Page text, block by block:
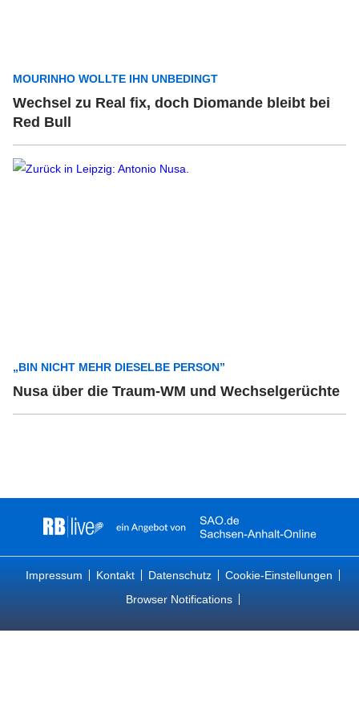
MOURINHO WOLLTE IHN UNBEDINGT
Wechsel zu Real fix, doch Diomande bleibt bei
Red Bull
„BIN NICHT MEHR DIESELBE PERSON”
Nusa über die Traum-WM und Wechselgerüchte
Impressum Kontakt Datenschutz
Cookie-Einstellungen
Browser Notifications